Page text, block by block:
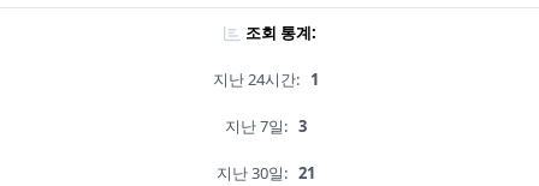
조회 통계:
지난 24시간: 1
지난 7일: 3
지난 30일: 21